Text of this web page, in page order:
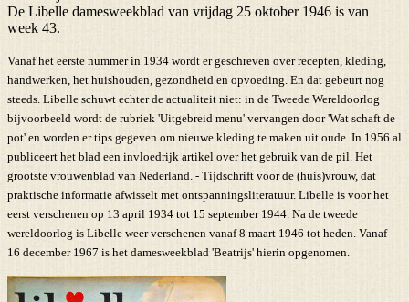
De Libelle damesweekblad van vrijdag 25 oktober 1946 is van
week 43.
Vanaf het eerste nummer in 1934 wordt er geschreven over recepten, kleding,
handwerken, het huishouden, gezondheid en opvoeding. En dat gebeurt nog
steeds. Libelle schuwt echter de actualiteit niet: in de Tweede Wereldoorlog
bijvoorbeeld wordt de rubriek 'Uitgebreid menu' vervangen door 'Wat schaft de
pot' en worden er tips gegeven om nieuwe kleding te maken uit oude. In 1956 al
publiceert het blad een invloedrijk artikel over het gebruik van de pil. Het
grootste vrouwenblad van Nederland. - Tijdschrift voor de (huis)vrouw, dat
praktische informatie afwisselt met ontspanningsliteratuur. Libelle is voor het
eerst verschenen op 13 april 1934 tot 15 september 1944. Na de tweede
wereldoorlog is Libelle weer verschenen vanaf 8 maart 1946 tot heden. Vanaf
16 december 1967 is het damesweekblad 'Beatrijs' hierin opgenomen.